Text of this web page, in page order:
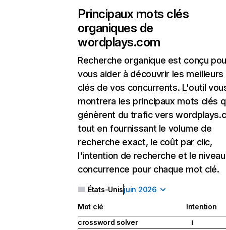
Principaux mots clés
organiques de
wordplays.com
Recherche organique est conçu
vous aider à découvrir les
clés de vos concurrents. L'outil
montrera les principaux mots clés
génèrent du trafic vers
tout en fournissant le volume de
recherche exact, le coût par clic,
l'intention de recherche et le
concurrence pour chaque mot clé.
États-Unisjuin 2026
Mot clé
Intention
crossword solver
I